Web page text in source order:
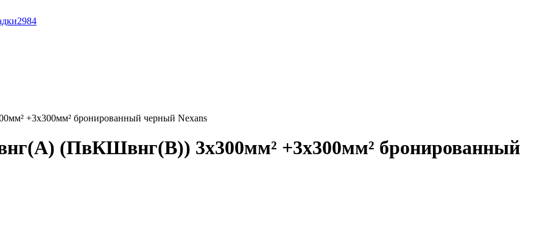
2984
+3x300мм² бронированный черный Nexans
(ПвКШвнг(B)) 3x300мм² +3x300мм² бронированный